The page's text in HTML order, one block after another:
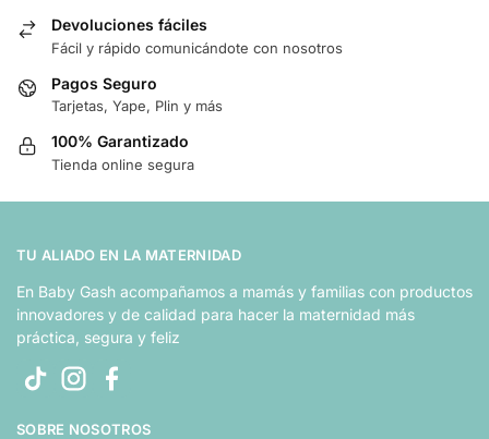
Devoluciones fáciles
Fácil y rápido comunicándote con nosotros
Pagos Seguro
Tarjetas, Yape, Plin y más
100% Garantizado
Tienda online segura
TU ALIADO EN LA MATERNIDAD
En Baby Gash acompañamos a mamás y familias con productos
innovadores y de calidad para hacer la maternidad más
práctica, segura y feliz
SOBRE NOSOTROS